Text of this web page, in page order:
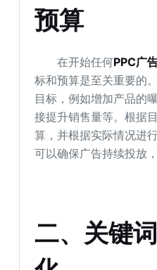
预算
在开始任何PPC广
标和预算是至关重要的
目标，例如增加产品的
接提升销售量等。根据
算，并根据实际情况进
可以确保广告持续投放
二、关键